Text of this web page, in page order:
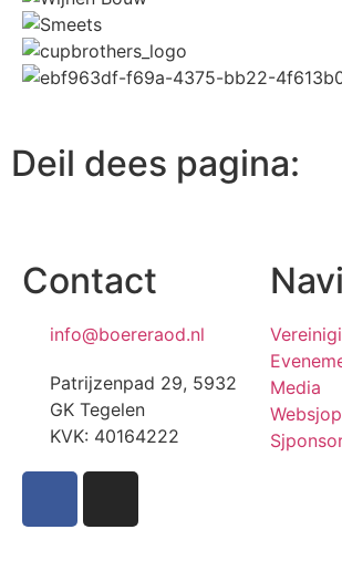
Deil dees pagina:
Contact
info@boereraod.nl
Patrijzenpad 29, 5932
GK Tegelen
KVK: 40164222
Media
Websjop